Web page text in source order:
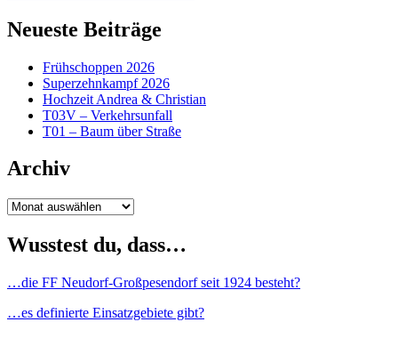
Neueste Beiträge
Frühschoppen 2026
Superzehnkampf 2026
Hochzeit Andrea & Christian
T03V – Verkehrsunfall
T01 – Baum über Straße
Archiv
Archiv
Wusstest du, dass…
…die FF Neudorf-Großpesendorf seit 1924 besteht?
…es definierte Einsatzgebiete gibt?